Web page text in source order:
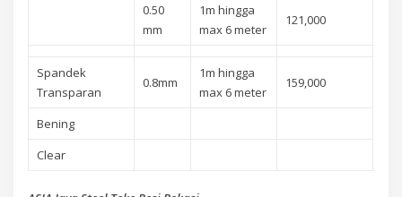
0.50
mm
1m hingga
max 6 meter
121,000
Spandek
Transparan
0.8mm
1m hingga
max 6 meter
159,000
Bening
Clear